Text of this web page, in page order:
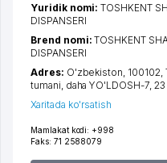
Mamlakat kodi: +998
Faks: 71 2588079
Yuridik nomi:TOSHKENT
DISPANSERI
Brend nomi:TOSHKENT
DISPANSERI
Adres: O'zbekiston, 100102,
tumani daha YO'LDOSH-7, 23
Xaritada ko'rsatish